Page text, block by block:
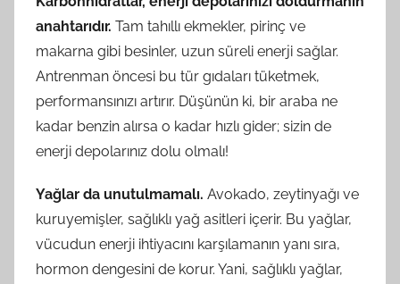
anahtarıdır. Tam tahıllı ekmekler, pirinç ve
makarna gibi besinler, uzun süreli enerji sağlar.
Antrenman öncesi bu tür gıdaları tüketmek,
performansınızı artırır. Düşünün ki, bir araba ne
kadar benzin alırsa o kadar hızlı gider; sizin de
enerji depolarınız dolu olmalı!
Yağlar da unutulmamalı. Avokado, zeytinyağı ve
kuruyemişler, sağlıklı yağ asitleri içerir. Bu yağlar,
vücudun enerji ihtiyacını karşılamanın yanı sıra,
hormon dengesini de korur. Yani, sağlıklı yağlar,